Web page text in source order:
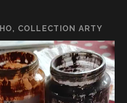
COLLECTION ARTY
Lecteur
vidéo